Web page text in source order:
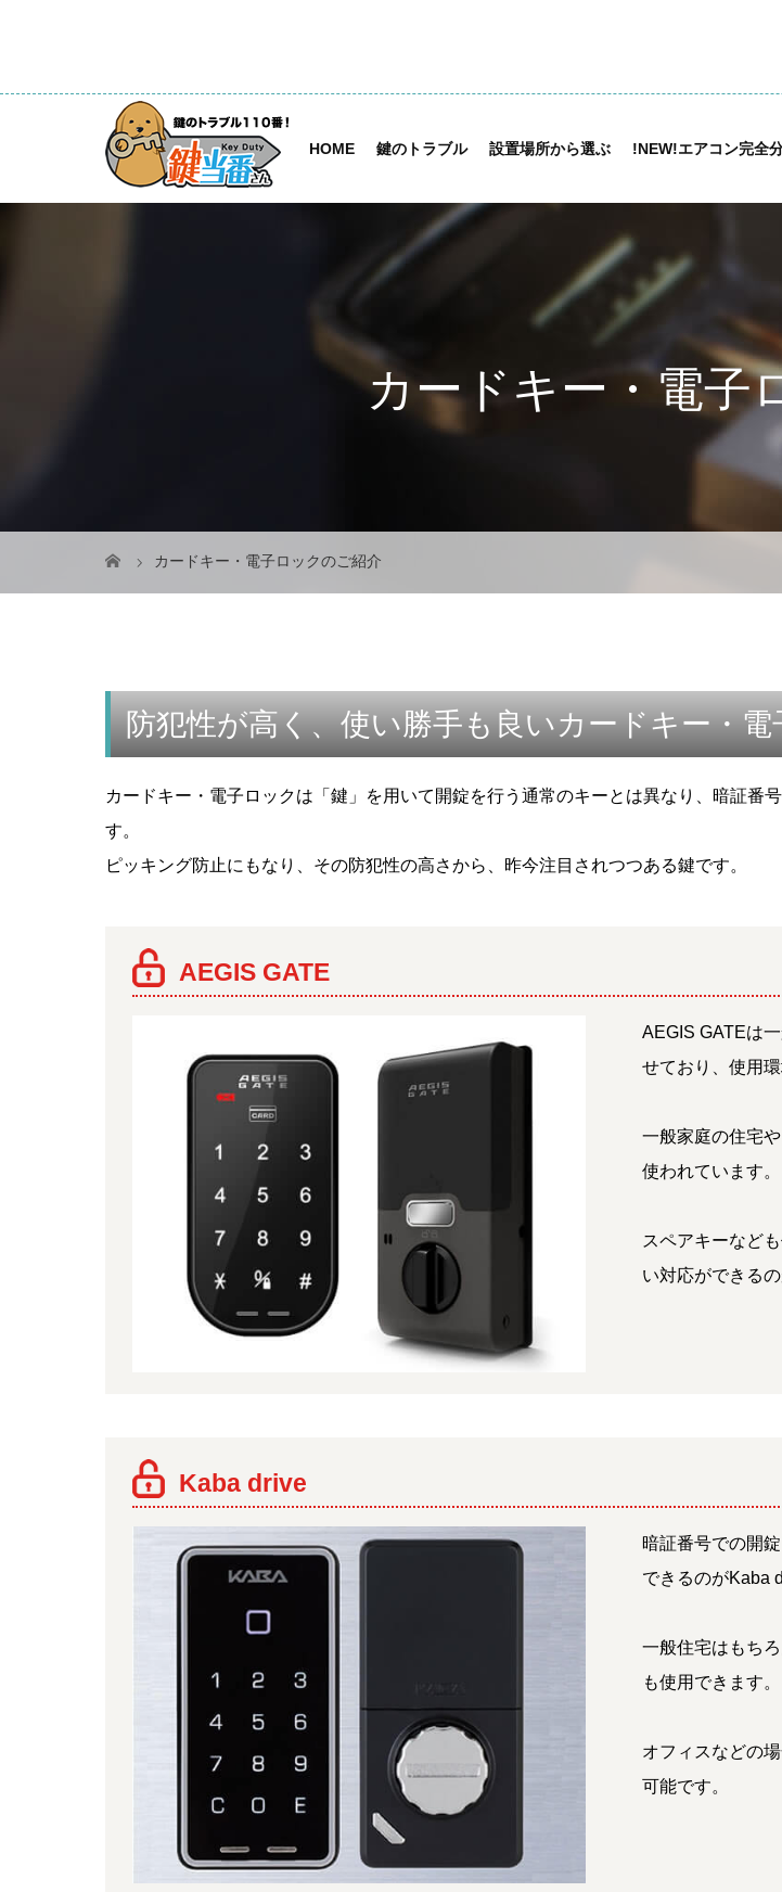
HOME 鍵のトラブル 設置場所から選ぶ !NEW!エアコン完全
カードキー・電子
カードキー・電子ロックのご紹介
防犯性が高く、使い勝手も良いカードキー・
カードキー・電子ロックは「鍵」を用いて開錠を行う通常のキーとは異なり、暗証番
す。
ピッキング防止にもなり、その防犯性の高さから、昨今注目されつつある鍵です。
AEGIS GATE
AEGIS GATEは
せており、使用
一般家庭の住宅
使われています。
スペアキーなど
い対応ができる
Kaba drive
暗証番号での開
できるのがKaba
一般住宅はもち
も使用できます。
オフィスなどの
可能です。